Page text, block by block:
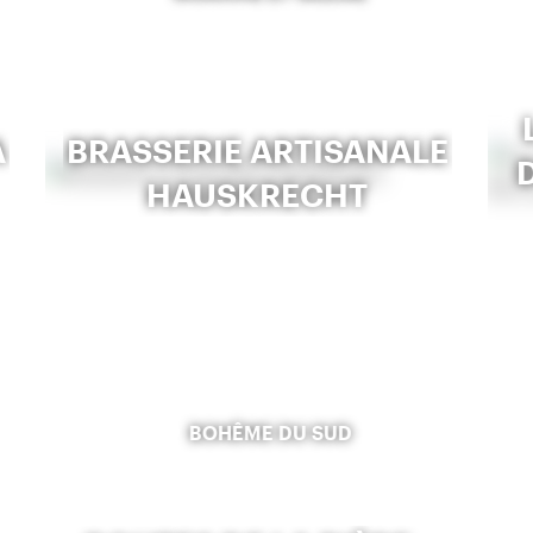
BRASSERIE ARTISANALE
HAUSKRECHT
BOHÊME DU SUD